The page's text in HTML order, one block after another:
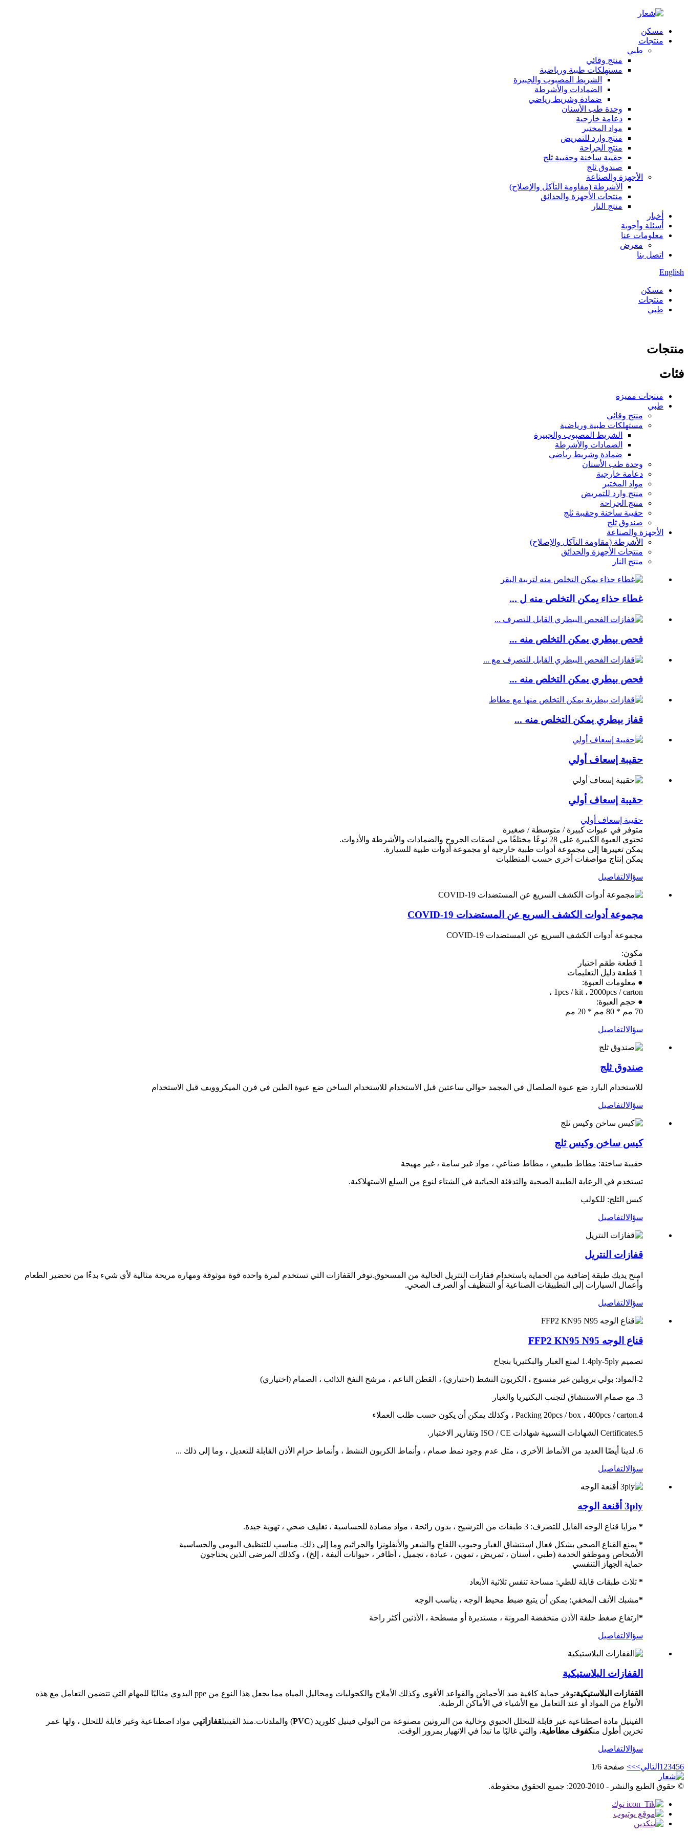
مسكن
منتجات
طبي
منتج وقائي
مستهلكات طبية ورياضية
الشريط المصبوب والجبيرة
الضمادات والأشرطة
ضمادة وشريط رياضي
وحدة طب الأسنان
دعامة خارجية
مواد المختبر
منتج وارد للتمريض
منتج الجراحة
حقيبة ساخنة وحقيبة ثلج
صندوق ثلج
الأجهزة والصناعة
الأشرطة (مقاومة التآكل والإصلاح)
منتجات الأجهزة والحدائق
منتج النار
أخبار
أسئلة وأجوبة
معلومات عنا
معرض
اتصل بنا
English
مسكن
منتجات
طبي
منتجات
فئات
منتجات مميزة
طبي
منتج وقائي
مستهلكات طبية ورياضية
الشريط المصبوب والجبيرة
الضمادات والأشرطة
ضمادة وشريط رياضي
وحدة طب الأسنان
دعامة خارجية
مواد المختبر
منتج وارد للتمريض
منتج الجراحة
حقيبة ساخنة وحقيبة ثلج
صندوق ثلج
الأجهزة والصناعة
الأشرطة (مقاومة التآكل والإصلاح)
منتجات الأجهزة والحدائق
منتج النار
غطاء حذاء يمكن التخلص منه ل ...
فحص بيطري يمكن التخلص منه ...
فحص بيطري يمكن التخلص منه ...
قفاز بيطري يمكن التخلص منه ...
حقيبة إسعاف أولي
حقيبة إسعاف أولي
حقيبة إسعاف أولي
متوفر في عبوات كبيرة / متوسطة / صغيرة
تحتوي العبوة الكبيرة على 28 نوعًا مختلفًا من لصقات الجروح والضمادات والأشرطة والأدوات.
يمكن تغييرها إلى مجموعة أدوات طبية خارجية أو مجموعة أدوات طبية للسيارة.
يمكن إنتاج مواصفات أخرى حسب المتطلبات
سؤالالتفاصيل
مجموعة أدوات الكشف السريع عن المستضدات COVID-19
مجموعة أدوات الكشف السريع عن المستضدات COVID-19
مكون:
1 قطعة طقم اختبار
1 قطعة دليل التعليمات
● معلومات العبوة:
1pcs / kit ، 2000pcs / carton ،
● حجم العبوة:
70 مم * 80 مم * 20 مم
سؤالالتفاصيل
صندوق ثلج
للاستخدام البارد ضع عبوة الصلصال في المجمد حوالي ساعتين قبل الاستخدام للاستخدام الساخن ضع عبوة الطين في فرن الميكروويف قبل الاستخدام
سؤالالتفاصيل
كيس ساخن وكيس ثلج
حقيبة ساخنة: مطاط طبيعي ، مطاط صناعي ، مواد غير سامة ، غير مهيجة
تستخدم في الرعاية الطبية الصحية والتدفئة الحياتية في الشتاء لنوع من السلع الاستهلاكية.
كيس الثلج: للكولب
سؤالالتفاصيل
قفازات النتريل
امنح يديك طبقة إضافية من الحماية باستخدام قفازات النتريل الخالية من المسحوق.توفر القفازات التي تستخدم لمرة واحدة قوة موثوقة ومهارة مريحة مثالية لأي شيء بدءًا من تحضير الطعام
وأعمال السيارات إلى التطبيقات الصناعية أو التنظيف أو الصرف الصحي.
سؤالالتفاصيل
قناع الوجه FFP2 KN95 N95
تصميم 1.4ply-5ply لمنع الغبار والبكتيريا بنجاح
2-المواد: بولي بروبلين غير منسوج ، الكربون النشط (اختياري) ، القطن الناعم ، مرشح النفخ الذائب ، الصمام (اختياري)
3. مع صمام الاستنشاق لتجنب البكتيريا والغبار
4.Packing 20pcs / box ، 400pcs / carton ، وكذلك يمكن أن يكون حسب طلب العملاء
5.Certificates الشهادات النسبية شهادات ISO / CE وتقارير الاختبار.
6. لدينا أيضًا العديد من الأنماط الأخرى ، مثل عدم وجود نمط صمام ، وأنماط الكربون النشط ، وأنماط حزام الأذن القابلة للتعديل ، وما إلى ذلك ...
سؤالالتفاصيل
3ply أقنعة الوجه
* مزايا قناع الوجه القابل للتصرف: 3 طبقات من الترشيح ، بدون رائحة ، مواد مضادة للحساسية ، تغليف صحي ، تهوية جيدة.
* يمنع القناع الصحي بشكل فعال استنشاق الغبار وحبوب اللقاح والشعر والأنفلونزا والجراثيم وما إلى ذلك. مناسب للتنظيف اليومي والحساسية
الأشخاص وموظفو الخدمة (طبي ، أسنان ، تمريض ، تموين ، عيادة ، تجميل ، أظافر ، حيوانات أليفة ، إلخ) ، وكذلك المرضى الذين يحتاجون
حماية الجهاز التنفسي
* ثلاث طبقات قابلة للطي: مساحة تنفس ثلاثية الأبعاد
*مشبك الأنف المخفي: يمكن أن يتبع ضبط محيط الوجه ، يناسب الوجه
* ارتفاع ضغط حلقة الأذن منخفضة المرونة ، مستديرة أو مسطحة ، الأذنين أكثر راحة
سؤالالتفاصيل
القفازات البلاستيكية
القفازات البلاستيكية
توفر حماية كافية ضد الأحماض والقواعد الأقوى وكذلك الأملاح والكحوليات ومحاليل المياه مما يجعل هذا النوع من ppe اليدوي مثاليًا للمهام التي تتضمن التعامل مع هذه
الأنواع من المواد أو عند التعامل مع الأشياء في الأماكن الرطبة.
الفينيل مادة اصطناعية غير قابلة للتحلل الحيوي وخالية من البروتين مصنوعة من البولي فينيل كلوريد (PVC) والملدنات.منذ الفينيلقفازاتهي مواد اصطناعية وغير قابلة للتحلل ، ولها عمر
تخزين أطول منكفوف مطاطية، والتي غالبًا ما تبدأ في الانهيار بمرور الوقت.
سؤالالتفاصيل
123456 التالي>>> صفحة 1/6
© حقوق الطبع والنشر - 2010-2020: جميع الحقوق محفوظة.